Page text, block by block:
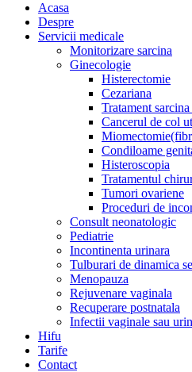
Acasa
Despre
Servicii medicale
Monitorizare sarcina
Ginecologie
Histerectomie
Cezariana
Tratament
Cancerul de col
Condiloame
Histeroscopia
Tratamentul
Tumori ovariene
Proceduri de
Consult neonatologic
Pediatrie
Incontinenta urinara
Tulburari de dinamica
Menopauza
Rejuvenare vaginala
Recuperare postnatala
Infectii vaginale sau
Hifu
Tarife
Contact